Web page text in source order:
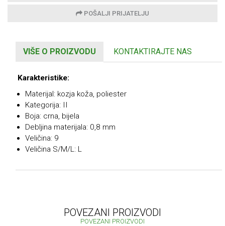
POŠALJI PRIJATELJU
VIŠE O PROIZVODU KONTAKTIRAJTE NAS
Karakteristike:
Materijal: kozja koža, poliester
Kategorija: II
Boja: crna, bijela
Debljina materijala: 0,8 mm
Veličina: 9
Veličina S/M/L: L
POVEZANI PROIZVODI
POVEZANI PROIZVODI